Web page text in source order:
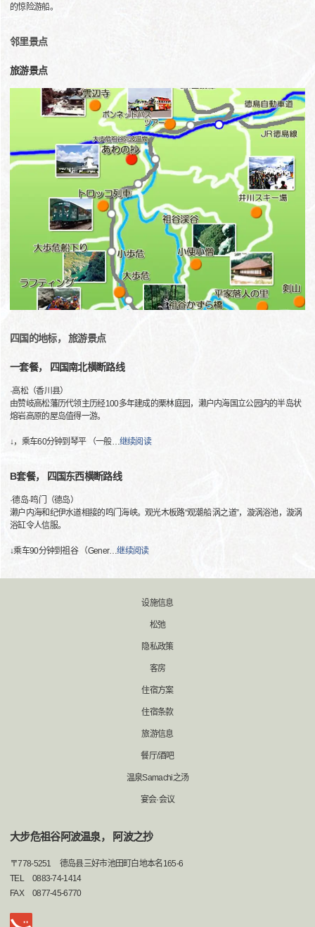
的惊险游船。
邻里景点
旅游景点
四国的地标， 旅游景点
一套餐， 四国南北横断路线
·高松（香川县）
由赞岐高松藩历代领主历经100多年建成的栗林庭园，濑户内海国立公园内的半岛状
熔岩高原的屋岛值得一游。
↓，乘车60分钟到琴平 （一般…继续阅读
B套餐， 四国东西横断路线
·德岛·鸣门（德岛）
濑户内海和纪伊水道相接的鸣门海峡。观光木板路“观潮船 涡之道”，漩涡浴池，漩涡
浴缸令人信服。
↓乘车90分钟到祖谷 （Gener…继续阅读
设施信息
松弛
隐私政策
客房
住宿方案
住宿条款
旅游信息
餐厅/酒吧
温泉Samachi之汤
宴会·会议
大步危祖谷阿波温泉， 阿波之抄
〒778-5251
德岛县三好市池田町白地本名165-6
TEL
0883-74-1414
FAX
0877-45-6770